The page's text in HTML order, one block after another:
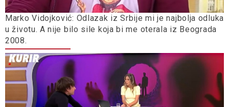
Marko Vidojković: Odlazak iz Srbije mi je najbolja odluka
u životu. A nije bilo sile koja bi me oterala iz Beograda
2008.